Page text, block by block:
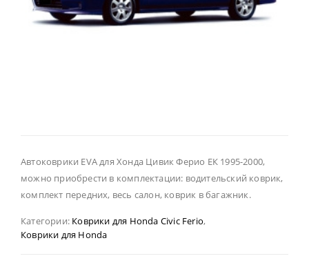
Автоковрики EVA для Хонда Цивик Ферио ЕК 1995-2000,
можно приобрести в комплектации: водительский коврик,
комплект передних, весь салон, коврик в багажник.
Категории: Коврики для Honda Civic Ferio,
Коврики для Honda